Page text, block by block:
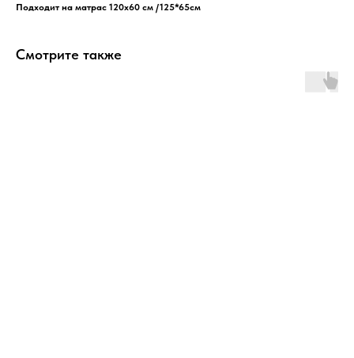
Подходит на матрас 120х60 см /125*65см
Смотрите также